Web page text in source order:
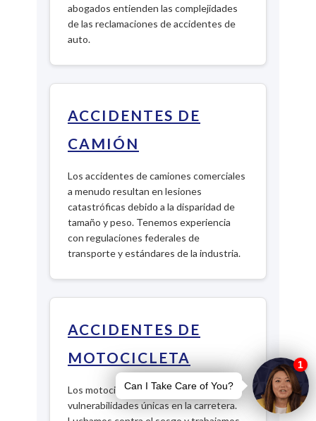
abogados entienden las complejidades
de las reclamaciones de accidentes de
auto.
ACCIDENTES DE
CAMIÓN
Los accidentes de camiones comerciales
a menudo resultan en lesiones
catastróficas debido a la disparidad de
tamaño y peso. Tenemos experiencia
con regulaciones federales de
transporte y estándares de la industria.
ACCIDENTES DE
MOTOCICLETA
Los motociclistas enfrentan
vulnerabilidades únicas en la carretera.